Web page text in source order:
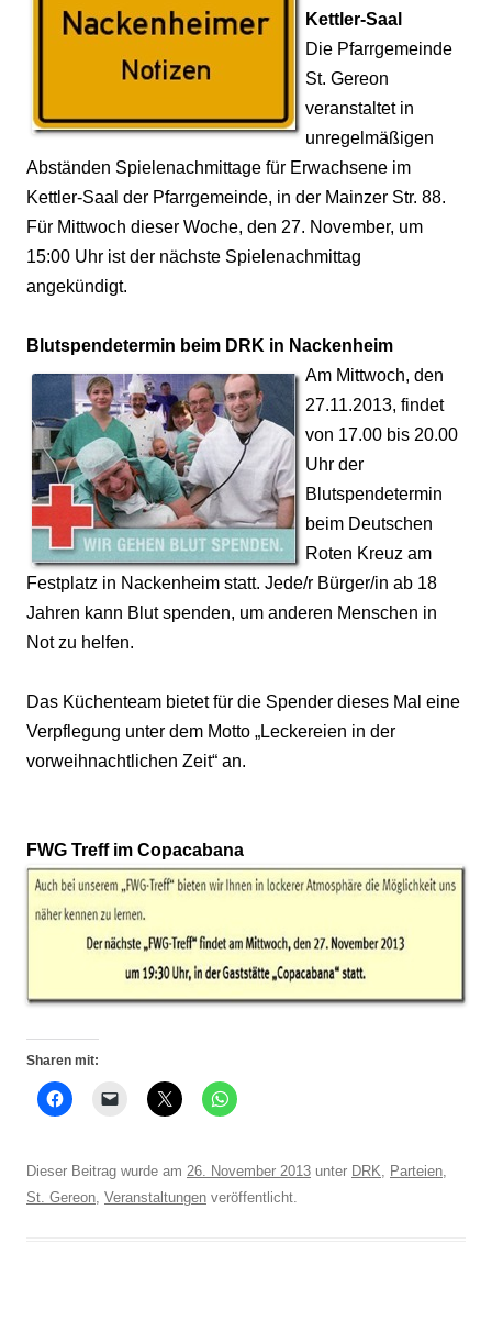
Kettler-Saal
Die Pfarrgemeinde
St. Gereon
veranstaltet in
unregelmäßigen
Abständen Spielenachmittage für Erwachsene im
Kettler-Saal der Pfarrgemeinde, in der Mainzer Str. 88.
Für Mittwoch dieser Woche, den 27. November, um
15:00 Uhr ist der nächste Spielenachmittag
angekündigt.
Blutspendetermin beim DRK in Nackenheim
Am Mittwoch, den
27.11.2013, findet
von 17.00 bis 20.00
Uhr der
Blutspendetermin
beim Deutschen
Roten Kreuz am
Festplatz in Nackenheim statt. Jede/r Bürger/in ab 18
Jahren kann Blut spenden, um anderen Menschen in
Not zu helfen.
Das Küchenteam bietet für die Spender dieses Mal eine
Verpflegung unter dem Motto „Leckereien in der
vorweihnachtlichen Zeit“ an.
FWG Treff im Copacabana
Sharen mit:
Dieser Beitrag wurde am 26. November 2013 unter DRK, Parteien,
St. Gereon, Veranstaltungen veröffentlicht.